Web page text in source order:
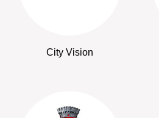
City Vision